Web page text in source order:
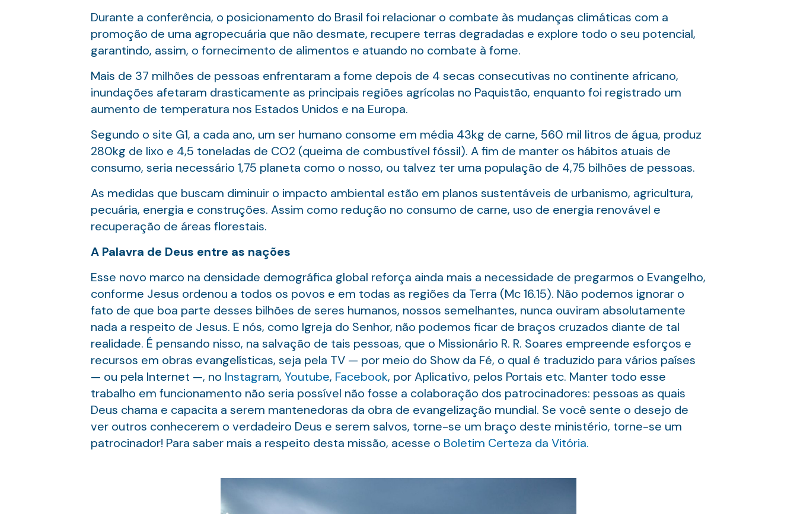
Durante a conferência, o posicionamento do Brasil foi relacionar o combate às mudanças climáticas com a
promoção de uma agropecuária que não desmate, recupere terras degradadas e explore todo o seu potencial,
garantindo, assim, o fornecimento de alimentos e atuando no combate à fome.
Mais de 37 milhões de pessoas enfrentaram a fome depois de 4 secas consecutivas no continente africano,
inundações afetaram drasticamente as principais regiões agrícolas no Paquistão, enquanto foi registrado um
aumento de temperatura nos Estados Unidos e na Europa.
Segundo o site G1, a cada ano, um ser humano consome em média 43kg de carne, 560 mil litros de água, produz
280kg de lixo e 4,5 toneladas de CO2 (queima de combustível fóssil). A fim de manter os hábitos atuais de
consumo, seria necessário 1,75 planeta como o nosso, ou talvez ter uma população de 4,75 bilhões de pessoas.
As medidas que buscam diminuir o impacto ambiental estão em planos sustentáveis de urbanismo, agricultura,
pecuária, energia e construções. Assim como redução no consumo de carne, uso de energia renovável e
recuperação de áreas florestais.
A Palavra de Deus entre as nações
Esse novo marco na densidade demográfica global reforça ainda mais a necessidade de pregarmos o Evangelho,
conforme Jesus ordenou a todos os povos e em todas as regiões da Terra (Mc 16.15). Não podemos ignorar o
fato de que boa parte desses bilhões de seres humanos, nossos semelhantes, nunca ouviram absolutamente
nada a respeito de Jesus. E nós, como Igreja do Senhor, não podemos ficar de braços cruzados diante de tal
realidade. É pensando nisso, na salvação de tais pessoas, que o Missionário R. R. Soares empreende esforços e
recursos em obras evangelísticas, seja pela TV — por meio do Show da Fé, o qual é traduzido para vários países
— ou pela Internet —, no Instagram, Youtube, Facebook, por Aplicativo, pelos Portais etc. Manter todo esse
trabalho em funcionamento não seria possível não fosse a colaboração dos patrocinadores: pessoas as quais
Deus chama e capacita a serem mantenedoras da obra de evangelização mundial. Se você sente o desejo de
ver outros conhecerem o verdadeiro Deus e serem salvos, torne-se um braço deste ministério, torne-se um
patrocinador! Para saber mais a respeito desta missão, acesse o Boletim Certeza da Vitória.